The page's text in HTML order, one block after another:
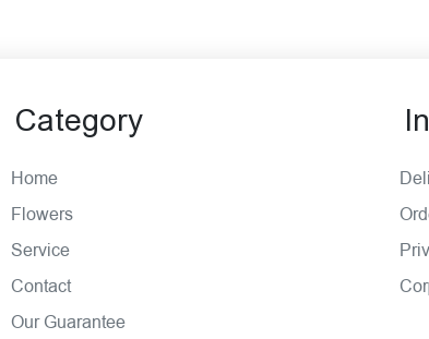
Category
Home
Flowers
Service
Contact
Our Guarantee